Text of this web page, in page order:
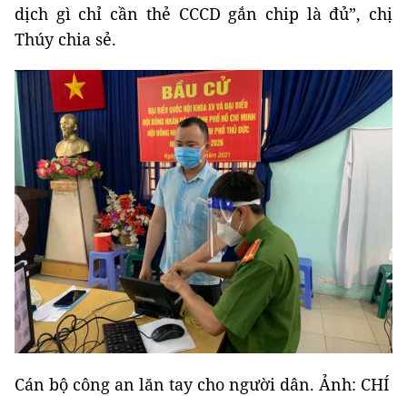
dịch gì chỉ cần thẻ CCCD gắn chip là đủ”, chị
Thúy chia sẻ.
Cán bộ công an lăn tay cho người dân. Ảnh: CHÍ